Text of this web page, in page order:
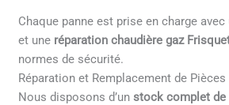
Chaque panne est prise en charge
et une réparation chaudière gaz
normes de sécurité.
Réparation et Remplacement de
Nous disposons d’unstock complet de